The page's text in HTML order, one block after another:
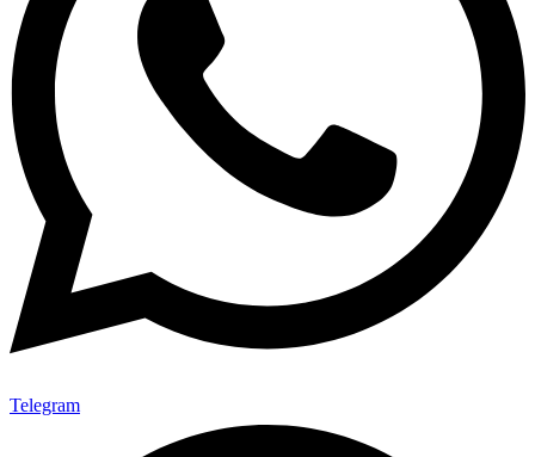
Telegram